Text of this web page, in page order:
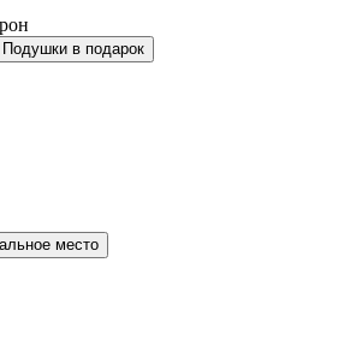
Подушки в подарок
место